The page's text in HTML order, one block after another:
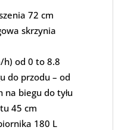
72 cm
skrzynia
h) od 0 to 8.8
do przodu – od
na biegu do tyłu
45 cm
180 L